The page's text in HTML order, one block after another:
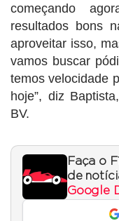
começando
resultados bons
aproveitar isso,
vamos buscar
temos velocidade
hoje”, diz
BV.
Faça o
de
Google